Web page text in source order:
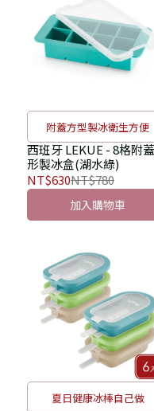
附蓋方型製冰衛生方便
西班牙 LEKUE - 8格附
形製冰盒(湖水綠)
NT$630NT$780
加入購物車
夏日健康冰棒自己做